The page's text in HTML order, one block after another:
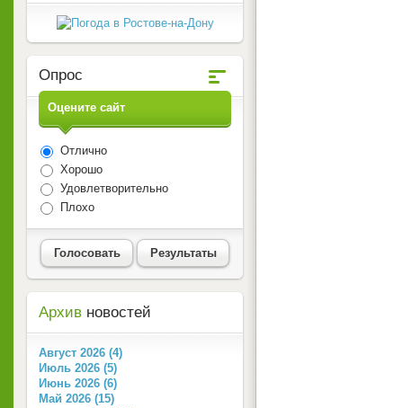
Опрос
Оцените сайт
Отлично
Хорошо
Удовлетворительно
Плохо
Голосовать Результаты
Архив новостей
Август 2026 (4)
Июль 2026 (5)
Июнь 2026 (6)
Май 2026 (15)